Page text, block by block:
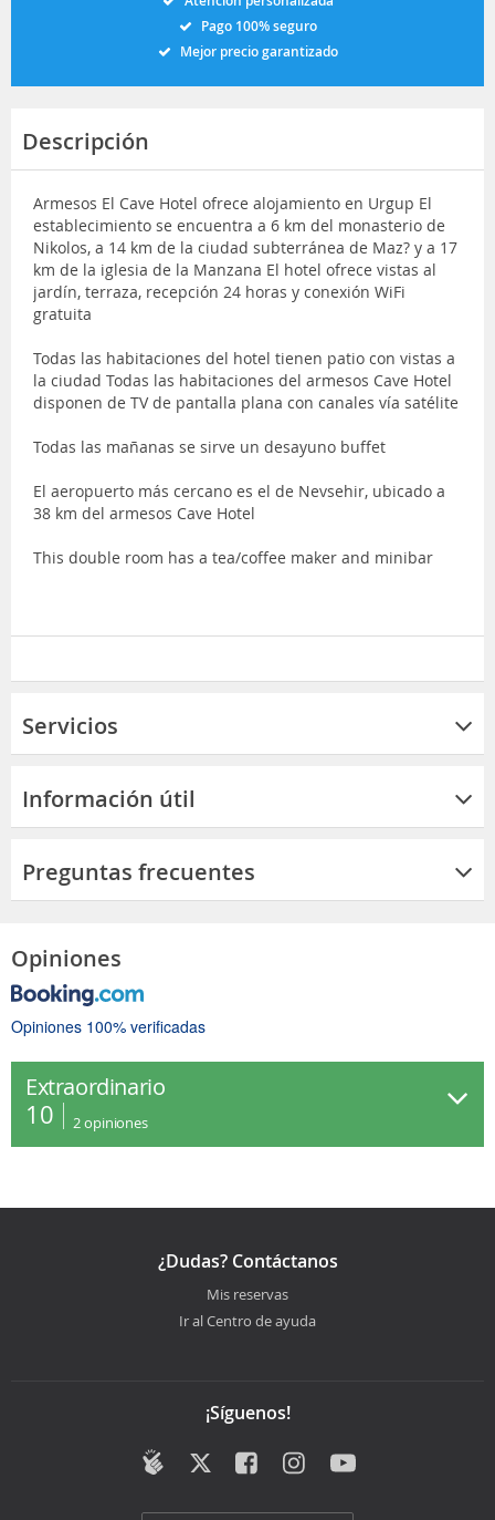
Pago 100% seguro
Mejor precio garantizado
Descripción
Armesos El Cave Hotel ofrece alojamiento en Urgup El
establecimiento se encuentra a 6 km del monasterio de
Nikolos, a 14 km de la ciudad subterránea de Maz? y a 17
km de la iglesia de la Manzana El hotel ofrece vistas al
jardín, terraza, recepción 24 horas y conexión WiFi
gratuita
Todas las habitaciones del hotel tienen patio con vistas a
la ciudad Todas las habitaciones del armesos Cave Hotel
disponen de TV de pantalla plana con canales vía satélite
Todas las mañanas se sirve un desayuno buffet
El aeropuerto más cercano es el de Nevsehir, ubicado a
38 km del armesos Cave Hotel
This double room has a tea/coffee maker and minibar
Servicios
Información útil
Preguntas frecuentes
Opiniones
Opiniones 100% verificadas
Extraordinario
10 2 opiniones
¿Dudas? Contáctanos
Mis reservas
Ir al Centro de ayuda
¡Síguenos!